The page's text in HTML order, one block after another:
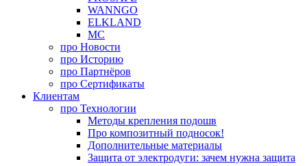
WANNGO
ELKLAND
MC
про Новости
про Историю
про Партнёров
про Сертификаты
Клиентам
про Технологии
Методы крепления подошв
Про композитный подносок!
Дополнительные материалы
Защита от электродуги: зачем нужна защита